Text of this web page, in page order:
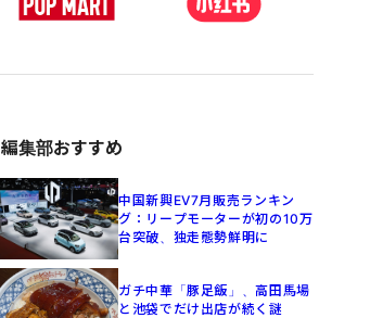
編集部おすすめ
中国新興EV7月販売ランキン
グ：リープモーターが初の10万
台突破、独走態勢鮮明に
ガチ中華「豚足飯」、高田馬場
と池袋でだけ出店が続く謎